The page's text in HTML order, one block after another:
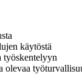
käytöstä
työskentelyyn
olevaa